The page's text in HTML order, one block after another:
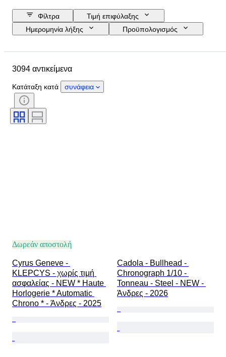
Φίλτρα
Τιμή επιφύλαξης
Ημερομηνία λήξης
Προϋπολογισμός
Λουράκι ρολογιού - μήκος
Φύλο
Περίοδος
Χρώμα
Κίνηση ρολογιού
Λουράκι ρολογιού - υλικό
3094 αντικείμενα
Κατάταξη κατά συνάφεια
Δωρεάν αποστολή
Cyrus Geneve -
KLEPCYS - χωρίς τιμή
ασφαλείας - NEW * Haute
Horlogerie * Automatic
Chrono * - Άνδρες - 2025
Cadola - Bullhead -
Chronograph 1/10 -
Tonneau - Steel - NEW -
Άνδρες - 2026